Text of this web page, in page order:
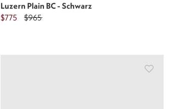
Luzern Plain BC - Schwarz
$775
$965